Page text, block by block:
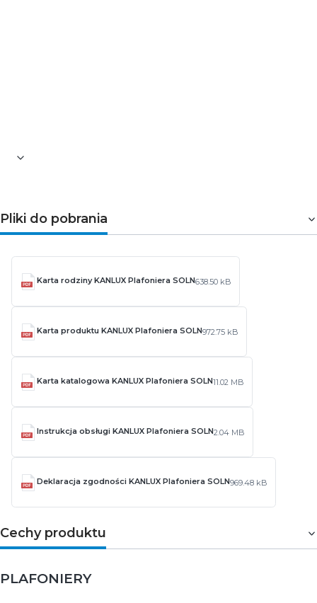
Pliki do pobrania
Karta rodziny KANLUX Plafoniera SOLN638.50 kB
Karta produktu KANLUX Plafoniera SOLN972.75 kB
Karta katalogowa KANLUX Plafoniera SOLN11.02 MB
Instrukcja obsługi KANLUX Plafoniera SOLN2.04 MB
Deklaracja zgodności KANLUX Plafoniera SOLN969.48 kB
Cechy produktu
PLAFONIERY